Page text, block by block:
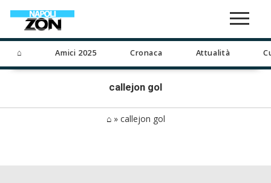
⌂ Amici 2025 Cronaca Attualità
callejon gol
⌂» callejon gol